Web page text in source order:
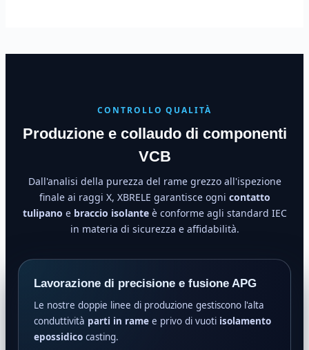
CONTROLLO QUALITÀ
Produzione e collaudo di componenti
VCB
Dall'analisi della purezza del rame grezzo all'ispezione
finale ai raggi X, XBRELE garantisce ogni contatto
tulipano e braccio isolanteè conforme agli standard IEC
in materia di sicurezza e affidabilità.
Lavorazione di precisione e fusione APG
Le nostre doppie linee di produzione gestiscono l'alta
conduttività parti in rame e privo di vuoti isolamento
epossidico casting.